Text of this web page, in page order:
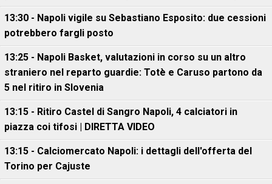
13:30 - Napoli vigile su Sebastiano Esposito: due cessioni
potrebbero fargli posto
13:25 - Napoli Basket, valutazioni in corso su un altro
straniero nel reparto guardie: Totè e Caruso partono da
5 nel ritiro in Slovenia
13:15 - Ritiro Castel di Sangro Napoli, 4 calciatori in
piazza coi tifosi | DIRETTA VIDEO
13:15 - Calciomercato Napoli: i dettagli dell'offerta del
Torino per Cajuste